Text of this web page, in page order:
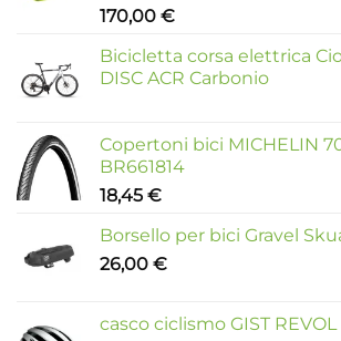
170,00 €
Bicicletta corsa elettrica
DISC ACR Carbonio
Copertoni bici MICHELIN
BR661814
18,45 €
Borsello per bici Gravel
26,00 €
casco ciclismo GIST REVOL